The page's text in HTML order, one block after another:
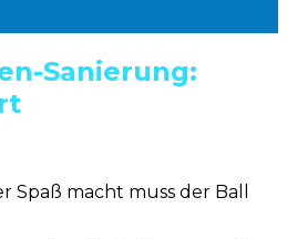
Sanierung:
Spaß macht muss der Ball